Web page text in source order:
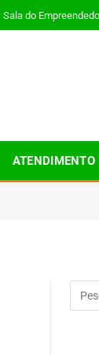
Sala do
ATENDIMENTO